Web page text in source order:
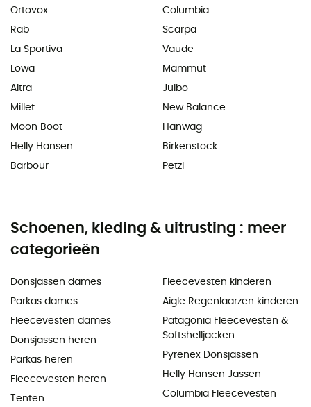
Ortovox
Rab
La Sportiva
Lowa
Altra
Millet
Moon Boot
Helly Hansen
Barbour
Columbia
Scarpa
Vaude
Mammut
Julbo
New Balance
Hanwag
Birkenstock
Petzl
Schoenen, kleding & uitrusting : meer
categorieën
Donsjassen dames
Parkas dames
Fleecevesten dames
Donsjassen heren
Parkas heren
Fleecevesten heren
Tenten
Fleecevesten kinderen
Aigle Regenlaarzen kinderen
Patagonia Fleecevesten &
Softshelljacken
Pyrenex Donsjassen
Helly Hansen Jassen
Columbia Fleecevesten